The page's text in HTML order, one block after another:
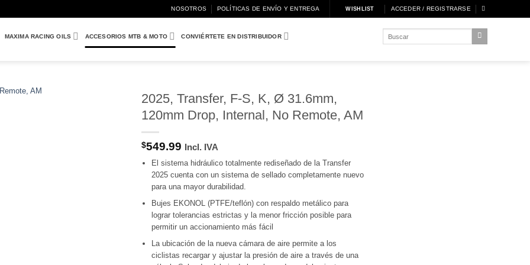
NOSOTROS POLÍTICAS DE ENVÍO Y ENTREGA WISHLIST ACCEDER / REGISTRARSE
MAXIMA RACING OILS ACCESORIOS MTB & MOTO CONVIÉRTETE EN DISTRIBUIDOR
por:
2025, Transfer, F-S, K, Ø 31.6mm,
120mm Drop, Internal, No Remote, AM
$549.99 Incl. IVA
El sistema hidráulico totalmente rediseñado de la Transfer
2025 cuenta con un sistema de sellado completamente nuevo
para una mayor durabilidad.
Bujes EKONOL (PTFE/teflón) con respaldo metálico para
lograr tolerancias estrictas y la menor fricción posible para
permitir un accionamiento más fácil
La ubicación de la nueva cámara de aire permite a los
ciclistas recargar y ajustar la presión de aire a través de una